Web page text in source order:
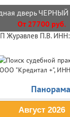
дверь
От 27700 руб.
Журавлев П.В.
"Кредитал +",
Панорама
Август 2026